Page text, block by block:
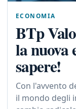
ECONOMIA
BTp
la nuova
sapere!
Con l'avvento
il mondo degli